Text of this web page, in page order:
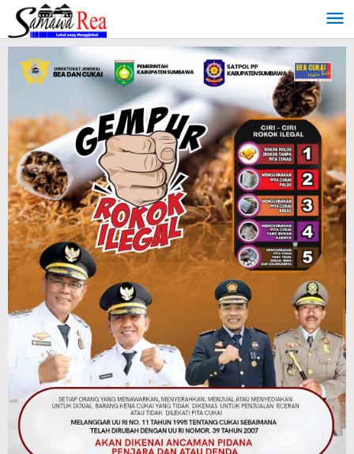
Lewati
konten